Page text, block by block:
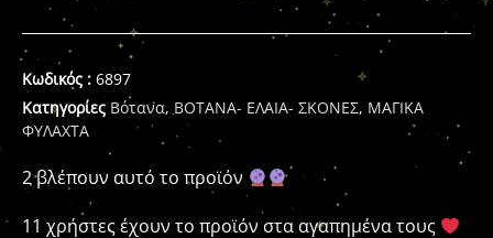
Κωδικός : 6897
Κατηγορίες Βότανα, ΒΟΤΑΝΑ- ΕΛΑΙΑ- ΣΚΟΝΕΣ, ΜΑΓΙΚΑ
ΦΥΛΑΧΤΑ
2 βλέπουν αυτό το προϊόν
11 χρήστες έχουν το προϊόν στα αγαπημένα τους